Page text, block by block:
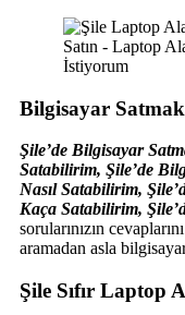
Bilgisayar
Şile’de Bilgisayar
Satabilirim, Şile’de
Nasıl Satabilirim,
Kaça Satabilirim,
sorularınızın
aramadan asla
Şile Sıfır Laptop